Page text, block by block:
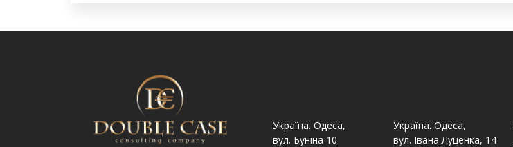
Україна. Львів вул.
Україна. Львів, просп.
Чорновола 67Г
Україна. Одеса,
вул. Буніна 10
Україна. Одеса,
вул. Івана Луценка, 14